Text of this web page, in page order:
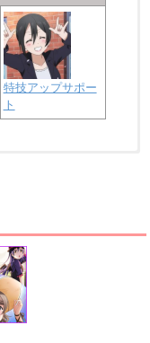
特技アップサポー
ト
渡辺曜
優木せつ菜